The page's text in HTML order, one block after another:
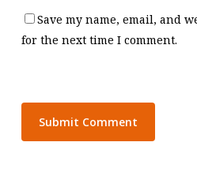
Save my name, email, and
for the next time I comment.